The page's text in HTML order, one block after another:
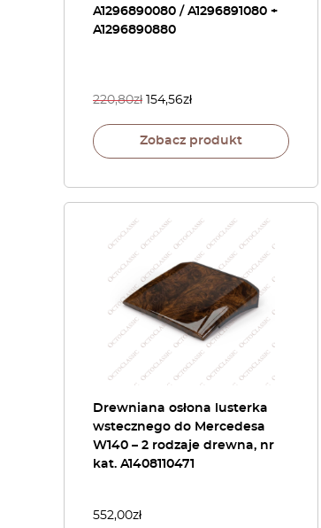
A1296890080 / A1296891080 +
A1296890880
220,80zł 154,56zł
Zobacz produkt
Drewniana osłona lusterka
wstecznego do Mercedesa
W140 – 2 rodzaje drewna, nr
kat. A1408110471
552,00zł